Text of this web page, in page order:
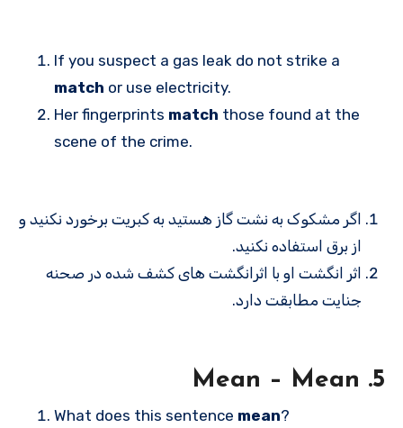
If you suspect a gas leak do not strike a
match or use electricity.
Her fingerprints match those found at the
scene of the crime.
اگر مشکوک به نشت گاز هستید به کبریت برخورد نکنید و
از برق استفاده نکنید.
اثر انگشت او با اثرانگشت های کشف شده در صحنه
جنایت مطابقت دارد.
5. Mean – Mean
What does this sentence mean?